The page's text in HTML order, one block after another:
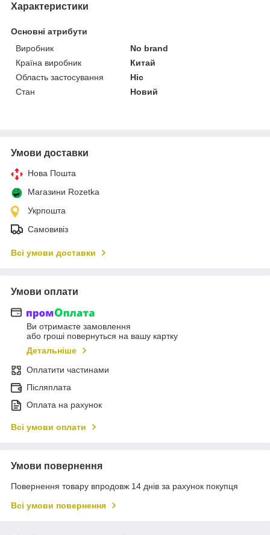
Характеристики
Основні атрибути
Виробник
No brand
Країна виробник
Китай
Область застосування
Ніс
Стан
Новий
Умови доставки
Нова Пошта
Магазини Rozetka
Укрпошта
Самовивіз
Всі умови доставки
Умови оплати
Ви отримаєте замовлення
або гроші повернуться на вашу картку
Детальніше
Оплатити частинами
Післяплата
Оплата на рахунок
Всі умови оплати
Умови повернення
Повернення товару впродовж 14 днів за рахунок покупця
Всі умови повернення